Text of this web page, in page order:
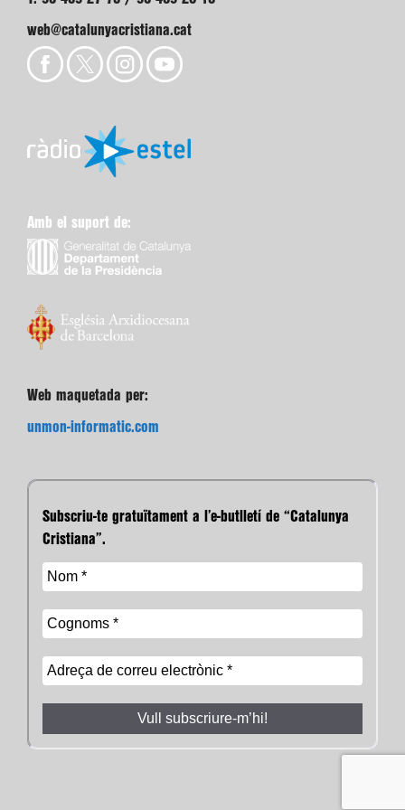
web@catalunyacristiana.cat
Amb el suport de:
Web maquetada per:
unmon-informatic.com
Subscriu-te gratuïtament a l’e-butlletí de “Catalunya
Cristiana”.